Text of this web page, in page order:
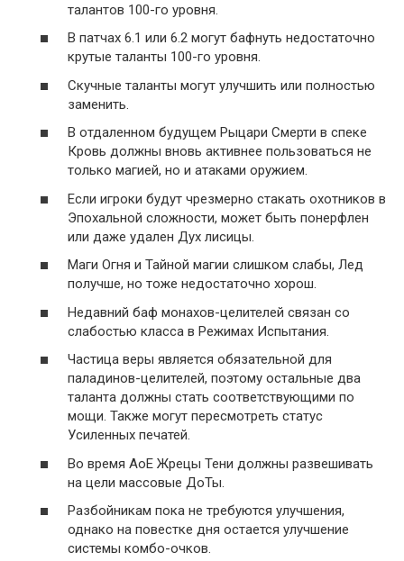
талантов 100-го уровня.
В патчах 6.1 или 6.2 могут бафнуть недостаточно
крутые таланты 100-го уровня.
Скучные таланты могут улучшить или полностью
заменить.
В отдаленном будущем Рыцари Смерти в спеке
Кровь должны вновь активнее пользоваться не
только магией, но и атаками оружием.
Если игроки будут чрезмерно стакать охотников в
Эпохальной сложности, может быть понерфлен
или даже удален Дух лисицы.
Маги Огня и Тайной магии слишком слабы, Лед
получше, но тоже недостаточно хорош.
Недавний баф монахов-целителей связан со
слабостью класса в Режимах Испытания.
Частица веры является обязательной для
паладинов-целителей, поэтому остальные два
таланта должны стать соответствующими по
мощи. Также могут пересмотреть статус
Усиленных печатей.
Во время АоЕ Жрецы Тени должны развешивать
на цели массовые ДоТы.
Разбойникам пока не требуются улучшения,
однако на повестке дня остается улучшение
системы комбо-очков.